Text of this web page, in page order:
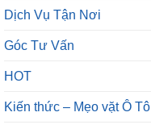
Dịch Vụ Tận Nơi
Góc Tư Vấn
HOT
Kiến thức – Mẹo vặt Ô Tô